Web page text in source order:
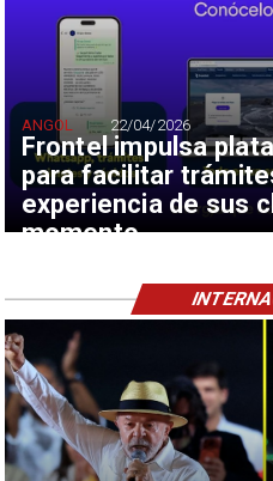
Frontel impulsa
para facilitar
experiencia de sus
momento
ANGOL 22/04/2026